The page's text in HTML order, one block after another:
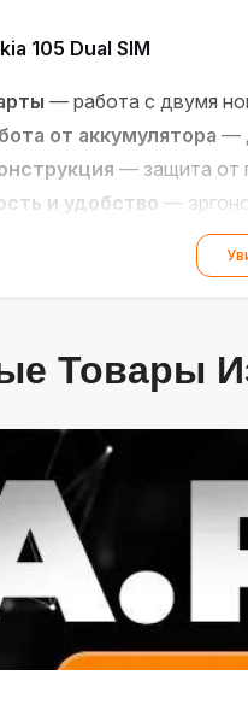
105 Dual SIM
— работа с двумя
от аккумулятора —
— защита от
и удобство —
Товары